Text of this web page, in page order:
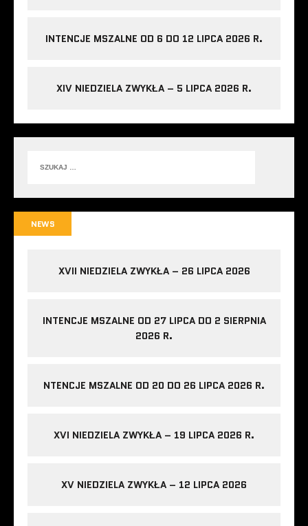
INTENCJE MSZALNE OD 6 DO 12 LIPCA 2026 R.
XIV NIEDZIELA ZWYKŁA – 5 LIPCA 2026 R.
NEWS
XVII NIEDZIELA ZWYKŁA – 26 LIPCA 2026
INTENCJE MSZALNE OD 27 LIPCA DO 2 SIERPNIA
2026 R.
NTENCJE MSZALNE OD 20 DO 26 LIPCA 2026 R.
XVI NIEDZIELA ZWYKŁA – 19 LIPCA 2026 R.
XV NIEDZIELA ZWYKŁA – 12 LIPCA 2026